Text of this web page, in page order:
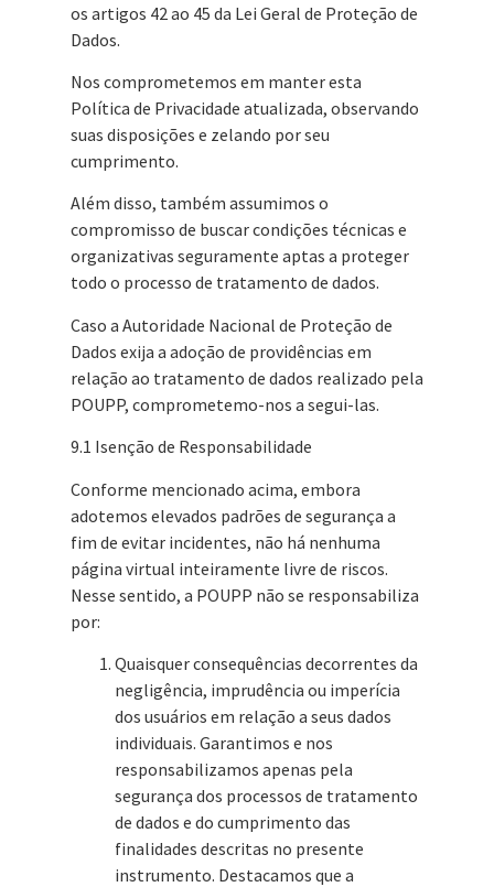
os artigos 42 ao 45 da Lei Geral de Proteção de
Dados.
Nos comprometemos em manter esta
Política de Privacidade atualizada, observando
suas disposições e zelando por seu
cumprimento.
Além disso, também assumimos o
compromisso de buscar condições técnicas e
organizativas seguramente aptas a proteger
todo o processo de tratamento de dados.
Caso a Autoridade Nacional de Proteção de
Dados exija a adoção de providências em
relação ao tratamento de dados realizado pela
POUPP, comprometemo-nos a segui-las.
9.1 Isenção de Responsabilidade
Conforme mencionado acima, embora
adotemos elevados padrões de segurança a
fim de evitar incidentes, não há nenhuma
página virtual inteiramente livre de riscos.
Nesse sentido, a POUPP não se responsabiliza
por:
Quaisquer consequências decorrentes da
negligência, imprudência ou imperícia
dos usuários em relação a seus dados
individuais. Garantimos e nos
responsabilizamos apenas pela
segurança dos processos de tratamento
de dados e do cumprimento das
finalidades descritas no presente
instrumento. Destacamos que a